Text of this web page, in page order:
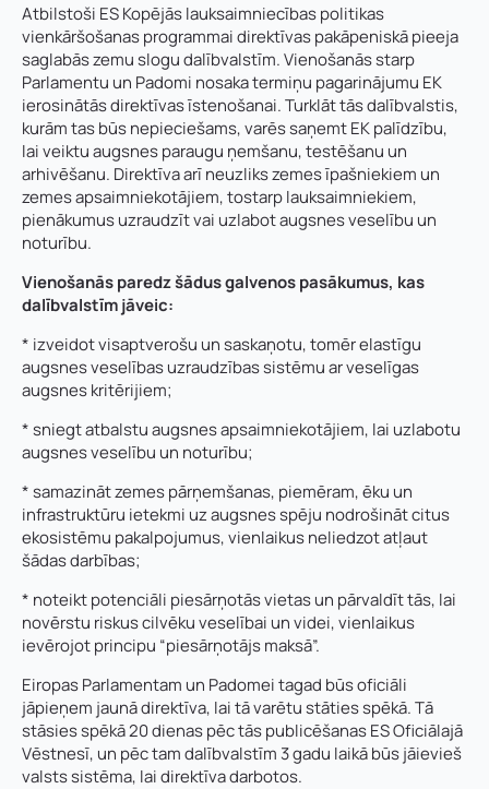
Atbilstoši ES Kopējās lauksaimniecības politikas
vienkāršošanas programmai direktīvas pakāpeniskā pieeja
saglabās zemu slogu dalībvalstīm. Vienošanās starp
Parlamentu un Padomi nosaka termiņu pagarinājumu EK
ierosinātās direktīvas īstenošanai. Turklāt tās dalībvalstis,
kurām tas būs nepieciešams, varēs saņemt EK palīdzību,
lai veiktu augsnes paraugu ņemšanu, testēšanu un
arhivēšanu. Direktīva arī neuzliks zemes īpašniekiem un
zemes apsaimniekotājiem, tostarp lauksaimniekiem,
pienākumus uzraudzīt vai uzlabot augsnes veselību un
noturību.
Vienošanās paredz šādus galvenos pasākumus, kas
dalībvalstīm jāveic:
* izveidot visaptverošu un saskaņotu, tomēr elastīgu
augsnes veselības uzraudzības sistēmu ar veselīgas
augsnes kritērijiem;
* sniegt atbalstu augsnes apsaimniekotājiem, lai uzlabotu
augsnes veselību un noturību;
* samazināt zemes pārņemšanas, piemēram, ēku un
infrastruktūru ietekmi uz augsnes spēju nodrošināt citus
ekosistēmu pakalpojumus, vienlaikus neliedzot atļaut
šādas darbības;
* noteikt potenciāli piesārņotās vietas un pārvaldīt tās, lai
novērstu riskus cilvēku veselībai un videi, vienlaikus
ievērojot principu “piesārņotājs maksā”.
Eiropas Parlamentam un Padomei tagad būs oficiāli
jāpieņem jaunā direktīva, lai tā varētu stāties spēkā. Tā
stāsies spēkā 20 dienas pēc tās publicēšanas ES Oficiālajā
Vēstnesī, un pēc tam dalībvalstīm 3 gadu laikā būs jāievieš
valsts sistēma, lai direktīva darbotos.
Uzvārds*
Vārds, uzvārds*
Uzņēmuma reģistrācijas numurs: